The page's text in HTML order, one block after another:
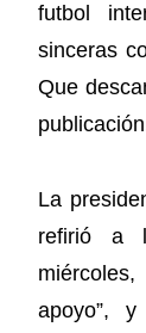
futbol
sinceras
Que
La
refirió a
miércoles,
apoyo”,